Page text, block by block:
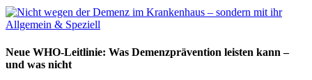
Allgemein & Speziell
Neue WHO-Leitlinie: Was Demenzprävention leisten kann –
und was nicht